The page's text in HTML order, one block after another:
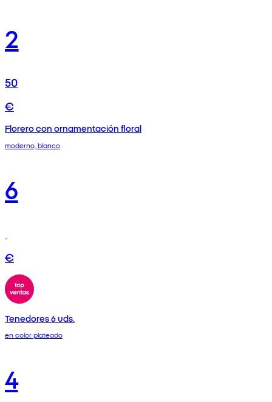
2
50
€
Florero con ornamentación floral
moderno, blanco
6
€
Tenedores 6 uds.
en color plateado
4